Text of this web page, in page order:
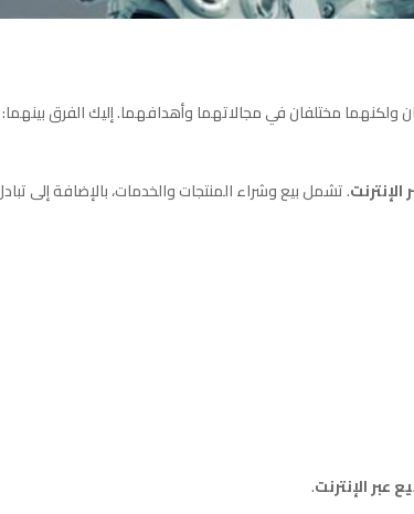
مختلفان في مجالاتهما وأهدافهما. إليك الفرق بينهما:
. تشمل بيع وشراء المنتجات والخدمات، بالإضافة إلى
عبر الإنترنت.